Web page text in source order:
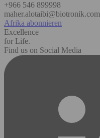
+966 546 899998
maher.alotaibi@biotronik.com
Afrika abonnieren
Excellence
for Life.
Find us on Social Media